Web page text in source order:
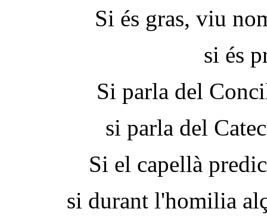
Si és gras, viu
si és
Si parla del
si parla del
Si el capellà
si durant l'homilia